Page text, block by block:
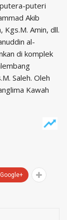
puteri
Akib
Kgs.M. Amin, dll.
al-
di komplek
Saleh. Oleh
Kawah
Google+